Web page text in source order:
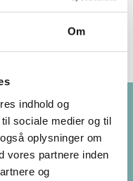
Om
indhold og
sociale medier og til
oplysninger om
vores partnere inden
og